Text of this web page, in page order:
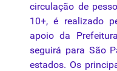
circulação de
10+, é realizado
apoioda
seguirá para São
estados. Os